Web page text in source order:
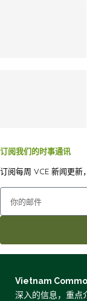
订阅我们的时事通讯​
订阅每周 VCE 新闻更新
Vietnam
深入的信息，重点